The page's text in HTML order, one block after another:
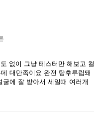
없이 그냥 테스터만 해보고 컬
대만족이요 완전 탕후루립돼
에 잘 받아서 세일때 여러개